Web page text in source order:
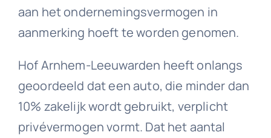
aan het ondernemingsvermogen in
aanmerking hoeft te worden genomen.
Hof Arnhem-Leeuwarden heeft onlangs
geoordeeld dat een auto, die minder dan
10% zakelijk wordt gebruikt, verplicht
privévermogen vormt. Dat het aantal